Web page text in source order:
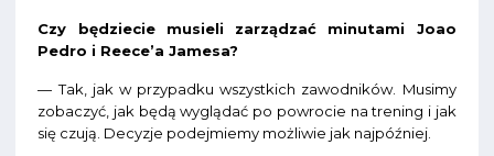
Czy będziecie musieli zarządzać minutami Joao
Pedro i Reece’a Jamesa?
— Tak, jak w przypadku wszystkich zawodników. Musimy
zobaczyć, jak będą wyglądać po powrocie na trening i jak
się czują. Decyzje podejmiemy możliwie jak najpóźniej.